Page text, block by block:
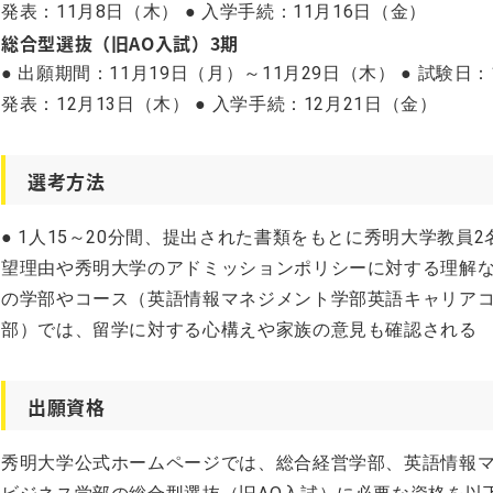
発表：11月8日（木） ● 入学手続：11月16日（金）
総合型選抜（旧AO入試）3期
● 出願期間：11月19日（月）～11月29日（木） ● 試験日
発表：12月13日（木） ● 入学手続：12月21日（金）
選考方法
● 1人15～20分間、提出された書類をもとに秀明大学教員2
望理由や秀明大学のアドミッションポリシーに対する理解
の学部やコース（英語情報マネジメント学部英語キャリア
部）では、留学に対する心構えや家族の意見も確認される
出願資格
秀明大学公式ホームページでは、総合経営学部、英語情報